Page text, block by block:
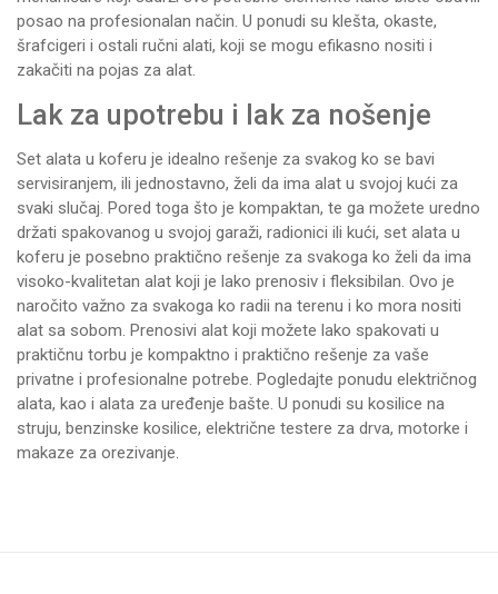
posao na profesionalan način. U ponudi su klešta, okaste,
šrafcigeri i ostali ručni alati, koji se mogu efikasno nositi i
zakačiti na pojas za alat.
Lak za upotrebu i lak za nošenje
Set alata u koferu je idealno rešenje za svakog ko se bavi
servisiranjem, ili jednostavno, želi da ima alat u svojoj kući za
svaki slučaj. Pored toga što je kompaktan, te ga možete uredno
držati spakovanog u svojoj garaži, radionici ili kući, set alata u
koferu je posebno praktično rešenje za svakoga ko želi da ima
visoko-kvalitetan alat koji je lako prenosiv i fleksibilan. Ovo je
naročito važno za svakoga ko radii na terenu i ko mora nositi
alat sa sobom. Prenosivi alat koji možete lako spakovati u
praktičnu torbu je kompaktno i praktično rešenje za vaše
privatne i profesionalne potrebe. Pogledajte ponudu električnog
alata, kao i alata za uređenje bašte. U ponudi su kosilice na
struju, benzinske kosilice, električne testere za drva, motorke i
makaze za orezivanje.